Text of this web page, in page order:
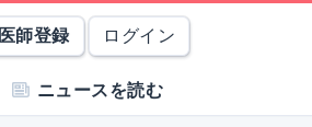
医師登録 ログイン
ニュースを読む